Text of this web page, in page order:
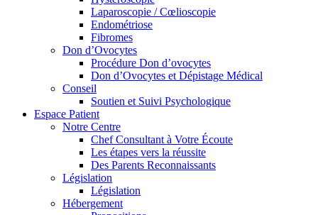
Laparoscopie / Cœlioscopie
Endométriose
Fibromes
Don d’Ovocytes
Procédure Don d’ovocytes
Don d’Ovocytes et Dépistage Médical
Conseil
Soutien et Suivi Psychologique
Espace Patient
Notre Centre
Chef Consultant à Votre Écoute
Les étapes vers la réussite
Des Parents Reconnaissants
Législation
Législation
Hébergement